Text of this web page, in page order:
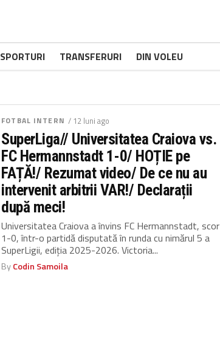
SPORTURI TRANSFERURI DIN VOLEU
FOTBAL INTERN / 12 luni ago
SuperLiga// Universitatea Craiova vs.
FC Hermannstadt 1-0/ HOȚIE pe
FAȚĂ!/ Rezumat video/ De ce nu au
intervenit arbitrii VAR!/ Declarații
după meci!
Universitatea Craiova a învins FC Hermannstadt, scor
1-0, într-o partidă disputată în runda cu nimărul 5 a
SuperLigii, ediția 2025-2026. Victoria...
ByCodin Samoila